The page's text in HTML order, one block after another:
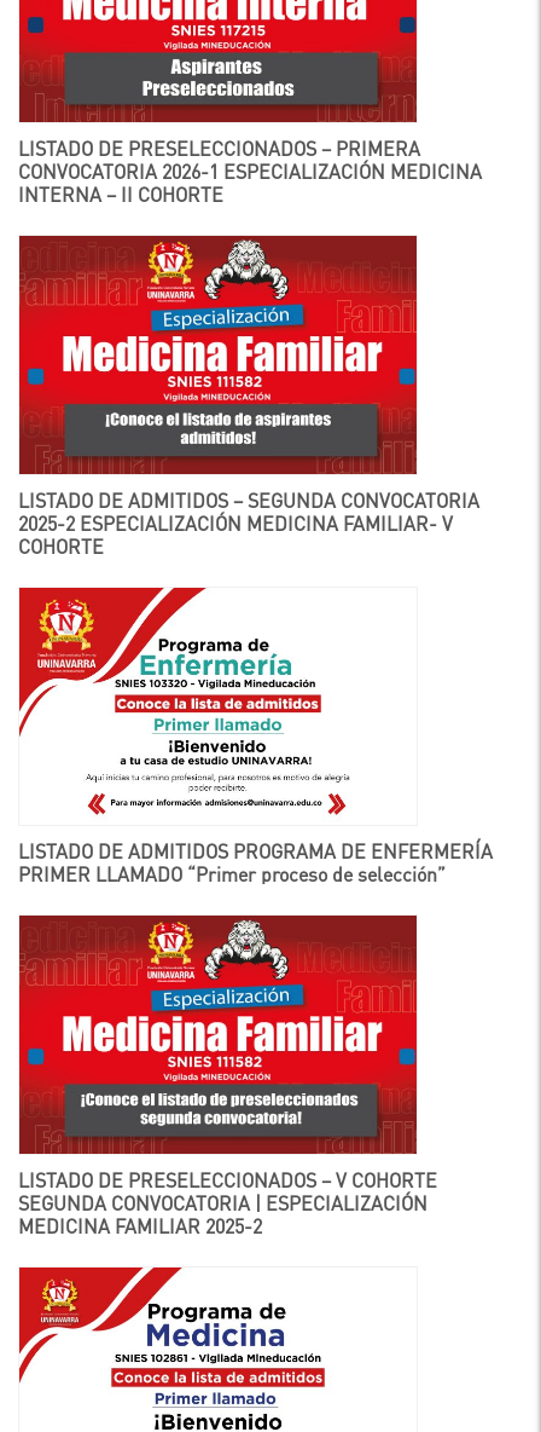
LISTADO DE PRESELECCIONADOS – PRIMERA
CONVOCATORIA 2026-1 ESPECIALIZACIÓN MEDICINA
INTERNA – II COHORTE
LISTADO DE ADMITIDOS – SEGUNDA CONVOCATORIA
2025-2 ESPECIALIZACIÓN MEDICINA FAMILIAR- V
COHORTE
LISTADO DE ADMITIDOS PROGRAMA DE ENFERMERÍA
PRIMER LLAMADO “Primer proceso de selección”
LISTADO DE PRESELECCIONADOS – V COHORTE
SEGUNDA CONVOCATORIA | ESPECIALIZACIÓN
MEDICINA FAMILIAR 2025-2